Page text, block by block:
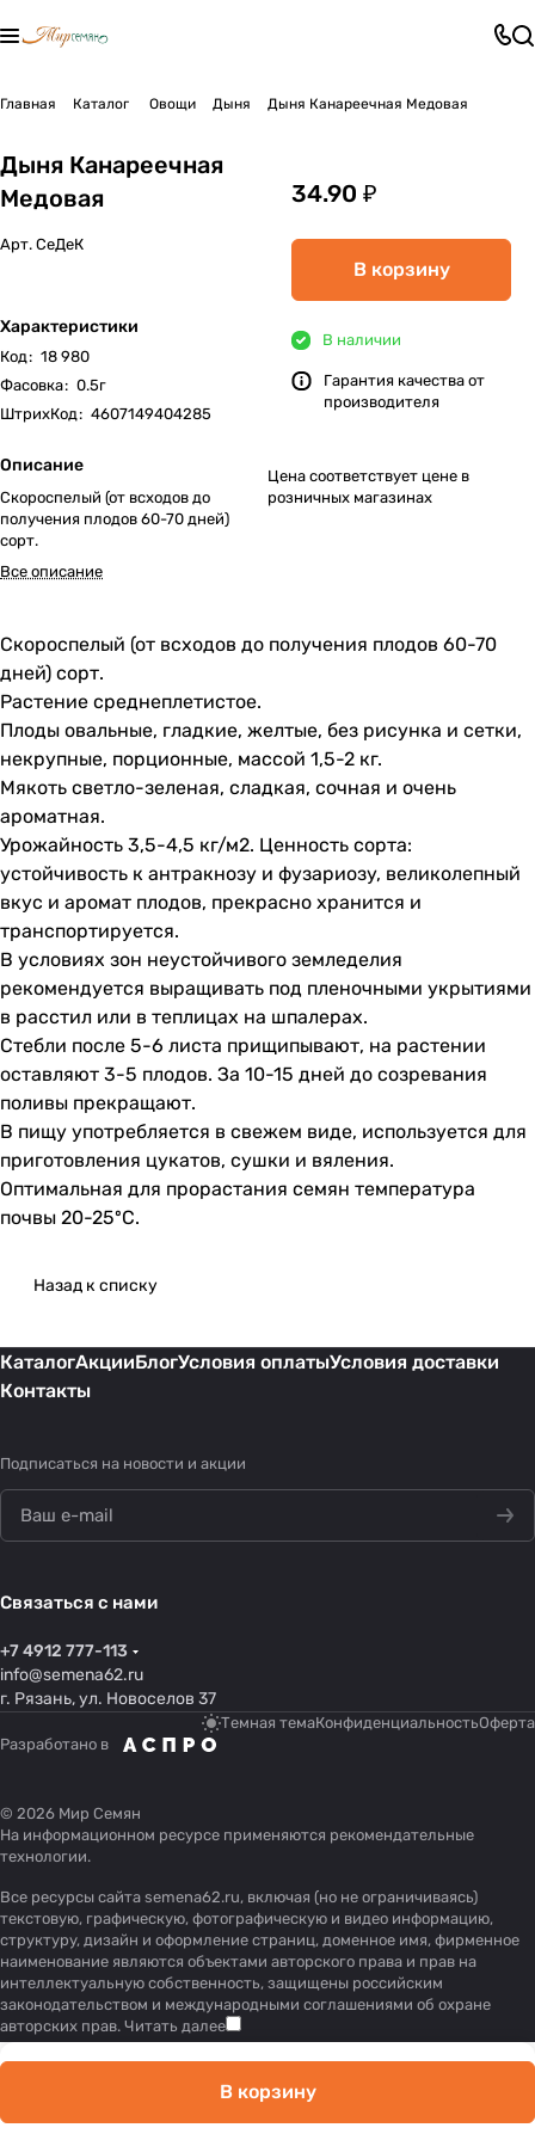
Главная Каталог Овощи Дыня Дыня Канареечная Медовая
Дыня Канареечная
Медовая
Арт. СеДеК
Характеристики
Код: 18 980
Фасовка: 0.5г
ШтрихКод: 4607149404285
Описание
Скороспелый (от всходов до
получения плодов 60-70 дней)
сорт.
Все описание
34.90 ₽
В корзину
В наличии
Гарантия качества от
производителя
Цена соответствует цене в
розничных магазинах
Скороспелый (от всходов до получения плодов 60-70
дней) сорт.
Растение среднеплетистое.
Плоды овальные, гладкие, желтые, без рисунка и сетки,
некрупные, порционные, массой 1,5-2 кг.
Мякоть светло-зеленая, сладкая, сочная и очень
ароматная.
Урожайность 3,5-4,5 кг/м2. Ценность сорта:
устойчивость к антракнозу и фузариозу, великолепный
вкус и аромат плодов, прекрасно хранится и
транспортируется.
В условиях зон неустойчивого земледелия
рекомендуется выращивать под пленочными укрытиями
в расстил или в теплицах на шпалерах.
Стебли после 5-6 листа прищипывают, на растении
оставляют 3-5 плодов. За 10-15 дней до созревания
поливы прекращают.
В пищу употребляется в свежем виде, используется для
приготовления цукатов, сушки и вяления.
Оптимальная для прорастания семян температура
почвы 20-25ºС.
Назад к списку
КаталогАкцииБлогУсловия оплатыУсловия доставки
Контакты
Подписаться на новости и акции
Связаться с нами
+7 4912 777-113
info@semena62.ru
г. Рязань, ул. Новоселов 37
Темная темаКонфиденциальностьОферта
Разработано в
© 2026 Мир Семян
На информационном ресурсе применяются рекомендательные
технологии.
Все ресурсы сайта semena62.ru, включая (но не ограничиваясь)
текстовую, графическую, фотографическую и видео информацию,
структуру, дизайн и оформление страниц, доменное имя, фирменное
наименование являются объектами авторского права и прав на
интеллектуальную собственность, защищены российским
законодательством и международными соглашениями об охране
авторских прав. Читать далее
В корзину